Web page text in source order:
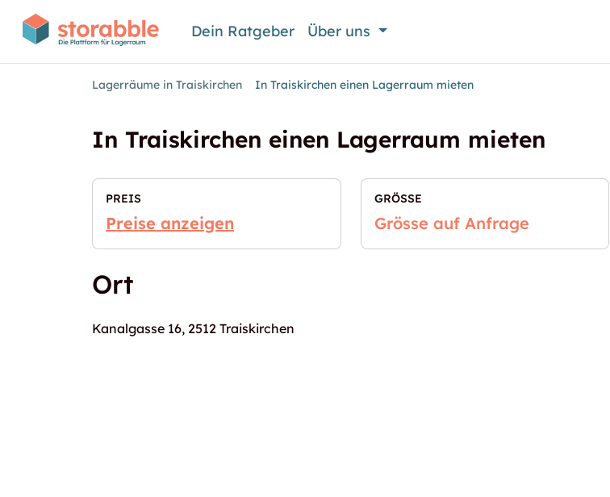
Dein Ratgeber Über uns
Lagerräume in Traiskirchen In Traiskirchen einen Lagerraum mieten
In Traiskirchen einen Lagerraum mieten
PREIS
Preise anzeigen
GRÖSSE
Grösse auf Anfrage
Ort
Kanalgasse 16, 2512 Traiskirchen